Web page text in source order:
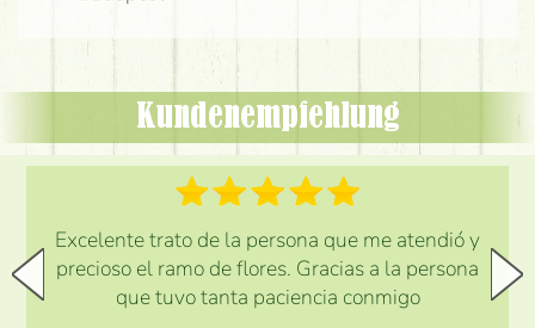
Kundenempfehlung
Excelente trato de la persona que me atendió y
precioso el ramo de flores. Gracias a la persona
que tuvo tanta paciencia conmigo